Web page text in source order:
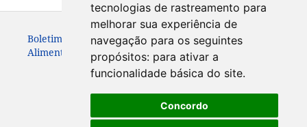
tecnologias de rastreamento para
melhorar sua experiência de
navegação para os seguintes
propósitos: para ativar a
funcionalidade básica do site.
Concordo
Boletim Centro de Pesquisa de Processamento de
Alimentos. ISSN:19839774